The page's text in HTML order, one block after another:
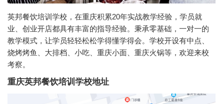
英邦餐饮培训学校，在重庆积累20年实战教学经验，学员就
业、创业开店都具有丰富的指导经验。秉承零基础，一对一的
教学模式，让学员轻轻松松学得懂学得会。学校开设有中点、
烧烤烤鱼、大排档、小吃、重庆小面、重庆火锅等，欢迎来校
考察。
重庆英邦餐饮培训学校地址